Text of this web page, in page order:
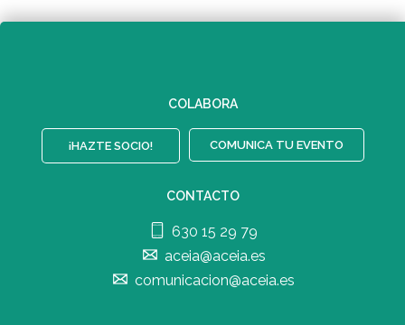
COLABORA
¡HAZTE SOCIO! COMUNICA TU EVENTO
CONTACTO
630 15 29 79
aceia@aceia.es
comunicacion@aceia.es